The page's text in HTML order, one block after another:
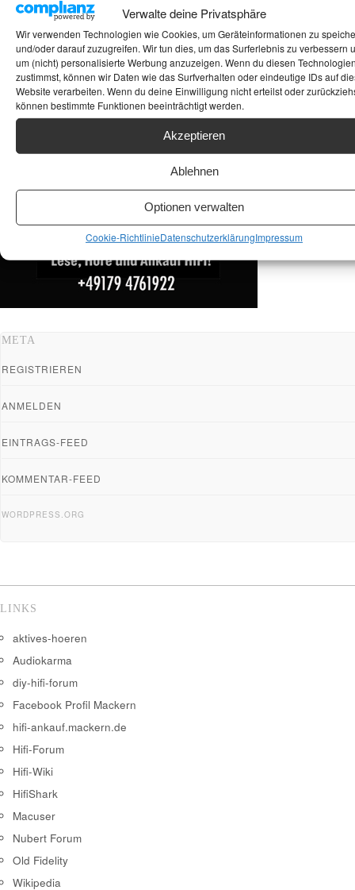
Verwalte deine Privatsphäre
Wir verwenden Technologien wie Cookies, um Geräteinformationen zu
und/oder darauf zuzugreifen. Wir tun dies, um das Surferlebnis zu verbessern
um (nicht) personalisierte Werbung anzuzeigen. Wenn du diesen
zustimmst, können wir Daten wie das Surfverhalten oder eindeutige IDs auf
Website verarbeiten. Wenn du deine Einwilligung nicht erteilst oder
können bestimmte Funktionen beeinträchtigt werden.
Akzeptieren
Ablehnen
Optionen verwalten
Cookie-RichtlinieDatenschutzerklärungImpressum
ANKAUF HIFI & HIGH GERÄTE: +491794761922
META
REGISTRIEREN
ANMELDEN
EINTRAGS-FEED
KOMMENTAR-FEED
WORDPRESS.ORG
LINKS
aktives-hoeren
Audiokarma
diy-hifi-forum
Facebook Profil Mackern
hifi-ankauf.mackern.de
Hifi-Forum
Hifi-Wiki
HifiShark
Macuser
Nubert Forum
Old Fidelity
Wikipedia